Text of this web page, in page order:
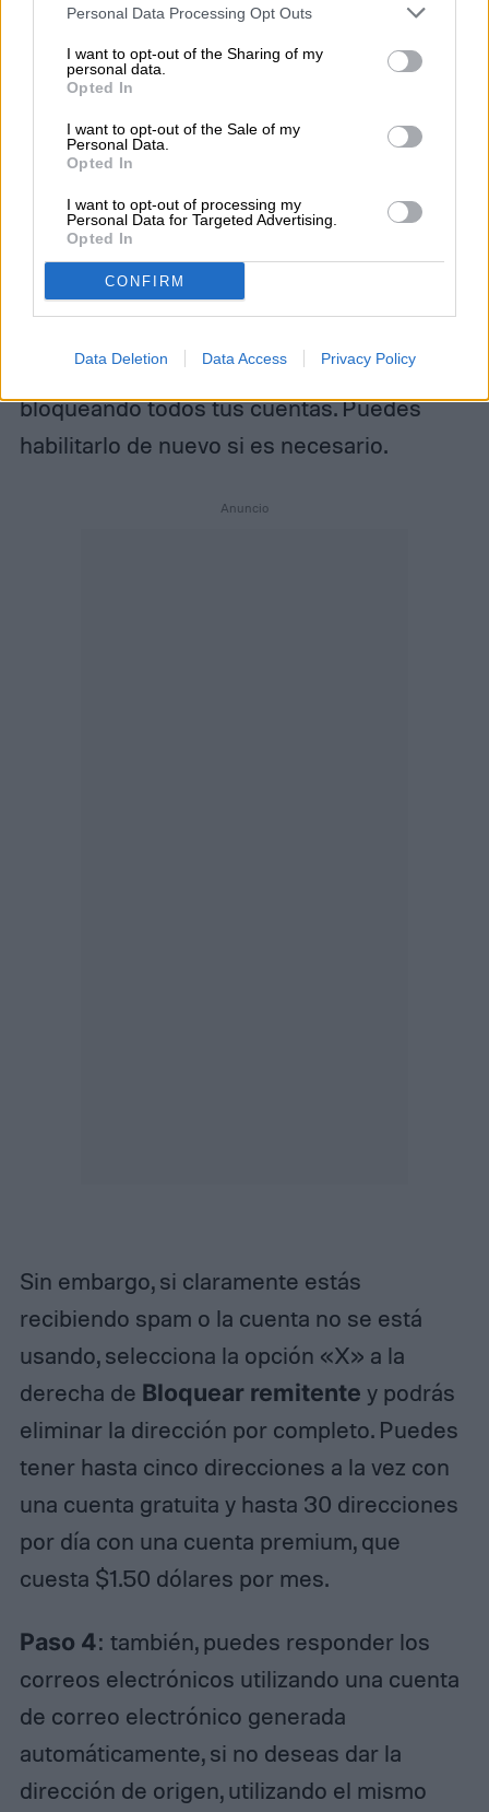
Personal Data Processing Opt Outs
I want to opt-out of the Sharing of my
personal data.
Opted In
I want to opt-out of the Sale of my
Personal Data.
Opted In
I want to opt-out of processing my
Personal Data for Targeted Advertising.
Opted In
CONFIRM
Data Deletion Data Access Privacy Policy
dejar de utilizar el correo electrónico
desechable, selecciona el icono
Burn
correo electrónico
cuentas que has creado. Verás un
interruptor de encendido/apagado que
muestra la opciónBloquear
remitente
cuando te desplaces sobre él.
Mueve el interruptor hacia la opción de
electrónico en cuestión y se desactivará,
bloqueando todos tus cuentas. Puedes
habilitarlo de nuevo si es necesario.
Sin embargo, si claramente estás
recibiendo spam o la cuenta no se está
usando, selecciona la opción «X» a la
derecha de Bloquear remitente y podrás
eliminar la dirección por completo. Puedes
tener hasta cinco direcciones a la vez con
una cuenta gratuita y hasta 30 direcciones
por día con una cuenta premium, que
cuesta $1.50 dólares por mes.
Paso 4: también, puedes responder los
correos electrónicos utilizando una cuenta
de correo electrónico generada
automáticamente, si no deseas dar la
dirección de origen, utilizando el mismo